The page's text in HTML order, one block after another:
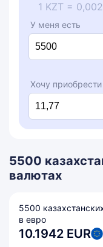
1 KZT =
У меня есть
Хочу приобрести
5500
валютах
5500
в евро
10.1942 EUR